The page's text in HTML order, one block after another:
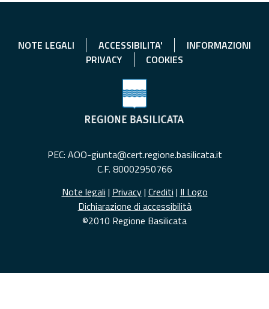
NOTE LEGALI ACCESSIBILITA'
INFORMAZIONI
PRIVACY
COOKIES
PEC: AOO-giunta@cert.regione.basilicata.it
C.F. 80002950766
Note legali | Privacy| Crediti | Il Logo
Dichiarazione di accessibilità
©2010 Regione Basilicata